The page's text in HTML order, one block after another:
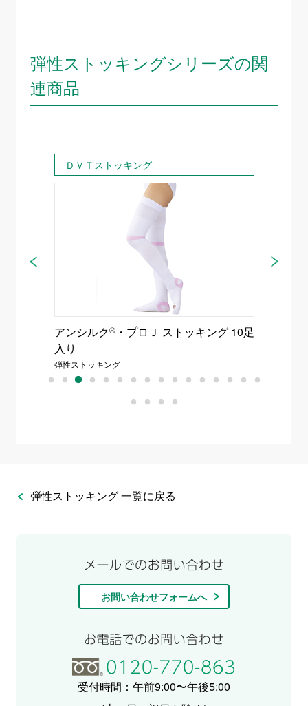
弾性ストッキングシリーズの関
連商品
ＤＶＴストッキング
アンシルク®・プロＪ ストッキング 10足
入り
弾性ストッキング
弾性ストッキング 一覧に戻る
お問い合わせフォームへ
受付時間：午前9:00〜午後5:00